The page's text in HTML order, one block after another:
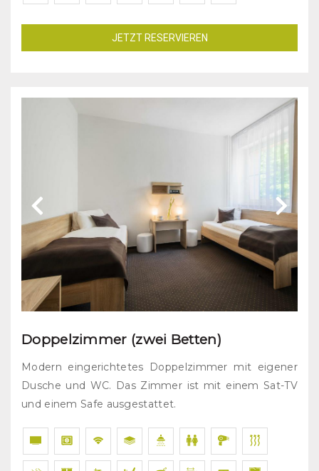
JETZT RESERVIEREN
Doppelzimmer (zwei Betten)
Modern eingerichtetes Doppelzimmer mit eigener
Dusche und WC. Das Zimmer ist mit einem Sat-TV
und einem Safe ausgestattet.